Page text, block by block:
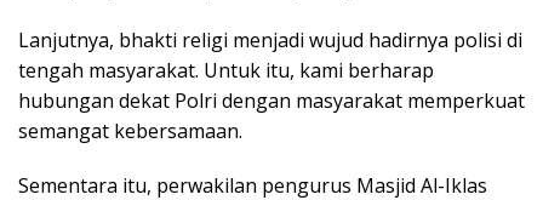
Lanjutnya, bhakti religi menjadi wujud hadirnya polisi di
tengah masyarakat. Untuk itu, kami berharap
hubungan dekat Polri dengan masyarakat memperkuat
semangat kebersamaan.
Sementara itu, perwakilan pengurus Masjid Al-Iklas